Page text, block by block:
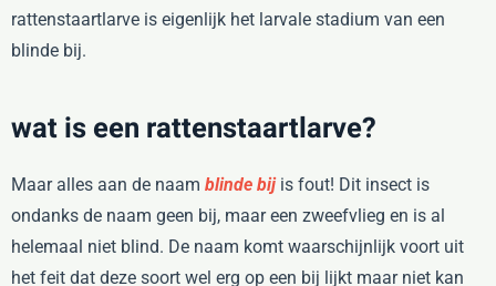
rattenstaartlarve is eigenlijk het larvale stadium van een
blinde bij.
wat is een rattenstaartlarve?
Maar alles aan de naam blinde bijis fout! Dit insect is
ondanks de naam geen bij, maar een zweefvlieg en is al
helemaal niet blind. De naam komt waarschijnlijk voort uit
het feit dat deze soort wel erg op een bij lijkt maar niet kan